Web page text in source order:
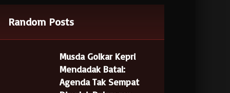
Random Posts
Musda Golkar Kepri
Mendadak Batal:
Agenda Tak Sempat